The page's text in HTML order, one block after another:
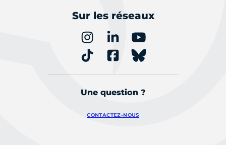
Sur les réseaux
Une question ?
CONTACTEZ-NOUS